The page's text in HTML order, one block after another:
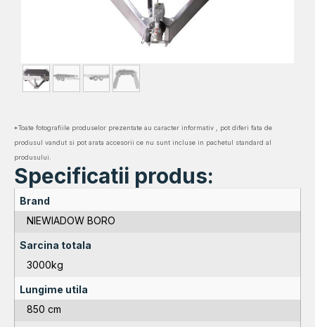
*Toate fotografiile produselor prezentate au caracter informativ , pot diferi fata de
produsul vandut si pot arata accesorii ce nu sunt incluse in pachetul standard al
produsului.
Specificatii produs:
Brand
NIEWIADOW BORO
Sarcina totala
3000kg
Lungime utila
850 cm